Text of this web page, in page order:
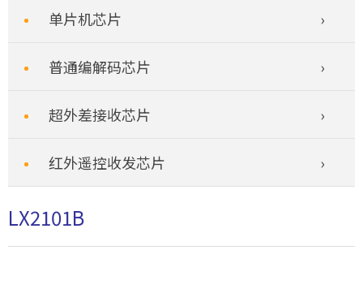
单片机芯片
普通编解码芯片
超外差接收芯片
红外遥控收发芯片
LX2101B